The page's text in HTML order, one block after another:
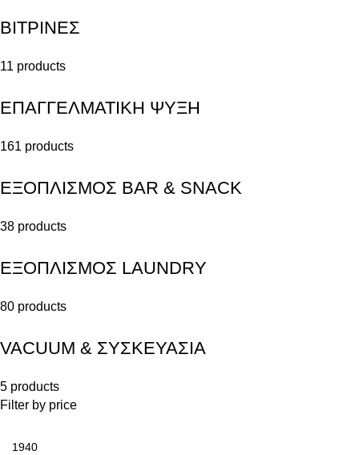
ΒΙΤΡΙΝΕΣ
11 products
ΕΠΑΓΓΕΛΜΑΤΙΚΗ ΨΥΞΗ
161 products
ΕΞΟΠΛΙΣΜΟΣ BAR & SNACK
38 products
ΕΞΟΠΛΙΣΜΟΣ LAUNDRY
80 products
VACUUM & ΣΥΣΚΕΥΑΣΙΑ
5 products
Filter by price